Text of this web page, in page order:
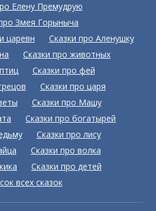
Елену Премудрую
Змея Горыныча
царевн
Сказки про Аленушку
Сказки про животных
Сказки про фей
Сказки про царя
Сказки про Машу
Сказки про богатырей
Сказки про лису
Сказки про волка
Сказки про детей
всех сказок